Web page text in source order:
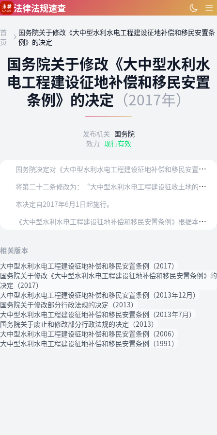
跳到主要内容
法律法规速查
首
页
国务院关于修改《大中型水利水电工程建设征地补偿和移民安置条
例》的决定
国务院关于修改《大中型水利水
电工程建设征地补偿和移民安置
条例》的决定 （2017年）
发布机关 国务院
效力 现行有效
国
务院决定对《大中型水利水电工程建设征地补偿和移民安置条例》作如下修改：
将
第二十二条修改为：“大中型水利水电工程建设征收土地的土地补偿费和安置补助费，实行与铁路等基础设施项目用地同等补偿标准，按照被征收土地所在省、自治区、直辖市规定…
本决定自2017年6月1日起施行。
《
大中型水利水电工程建设征地补偿和移民安置条例》根据本决定作相应修改，重新公布。
相关版本
大中型水利水电工程建设征地补偿和移民安置条例（2017）
国务院关于修改《大中型水利水电工程建设征地补偿和移民安置条例》的
决定（2017）
大中型水利水电工程建设征地补偿和移民安置条例（2013年12月）
国务院关于修改部分行政法规的决定（2013）
大中型水利水电工程建设征地补偿和移民安置条例（2013年7月）
国务院关于废止和修改部分行政法规的决定（2013）
大中型水利水电工程建设征地补偿和移民安置条例（2006）
大中型水利水电工程建设征地补偿和移民安置条例（1991）